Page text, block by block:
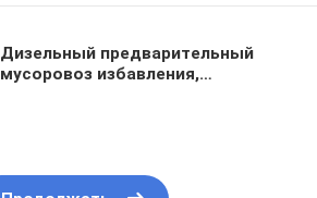
Дизельный предварительный
мусоровоз избавления,